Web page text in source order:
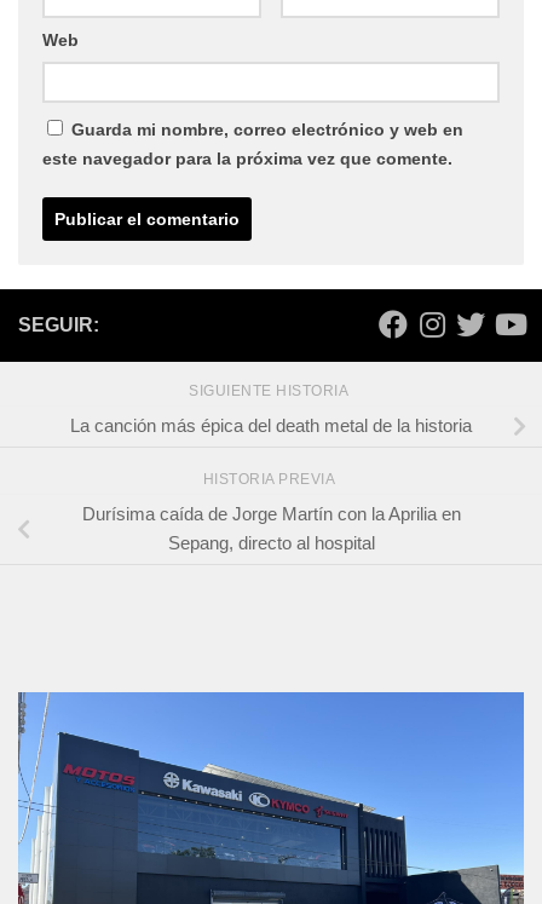
Web
Guarda mi nombre, correo electrónico y web en
este navegador para la próxima vez que comente.
SEGUIR:
SIGUIENTE HISTORIA
La canción más épica del death metal de la historia
HISTORIA PREVIA
Durísima caída de Jorge Martín con la Aprilia en
Sepang, directo al hospital